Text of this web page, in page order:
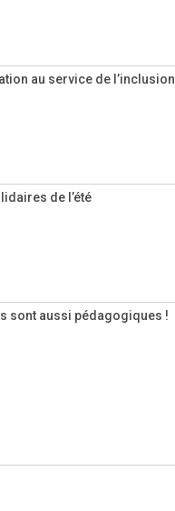
au service de l’inclusion
de l’été
sont aussi pédagogiques !